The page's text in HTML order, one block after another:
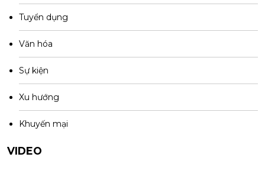
Tuyển dụng
Văn hóa
Sự kiện
Xu hướng
Khuyến mại
VIDEO